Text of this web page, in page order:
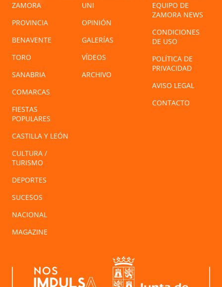
ZAMORA
PROVINCIA
BENAVENTE
TORO
SANABRIA
COMARCAS
FIESTAS
POPULARES
CASTILLA Y LEÓN
CULTURA /
TURISMO
DEPORTES
SUCESOS
NACIONAL
MAGAZINE
UNI
OPINIÓN
GALERÍAS
VÍDEOS
ARCHIVO
EQUIPO DE
ZAMORA NEWS
CONDICIONES
DE USO
POLÍTICA DE
PRIVACIDAD
AVISO LEGAL
CONTACTO